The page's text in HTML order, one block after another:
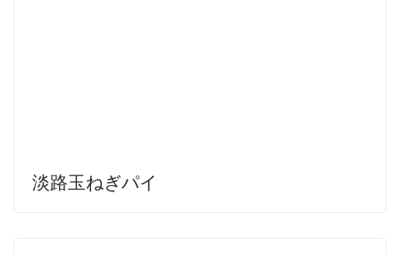
淡路玉ねぎパイ